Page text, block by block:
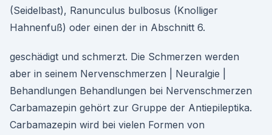
(Seidelbast), Ranunculus bulbosus (Knolliger
Hahnenfuß) oder einen der in Abschnitt 6.
geschädigt und schmerzt. Die Schmerzen werden
aber in seinem Nervenschmerzen | Neuralgie |
Behandlungen Behandlungen bei Nervenschmerzen
Carbamazepin gehört zur Gruppe der Antiepileptika.
Carbamazepin wird bei vielen Formen von